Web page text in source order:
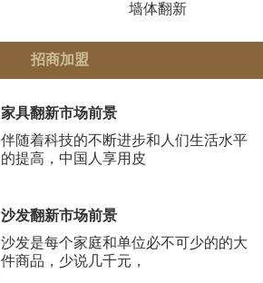
墙体翻新
招商加盟
家具翻新市场前景
伴随着科技的不断进步和人们生活水平
的提高，中国人享用皮
沙发翻新市场前景
沙发是每个家庭和单位必不可少的的大
件商品，少说几千元，